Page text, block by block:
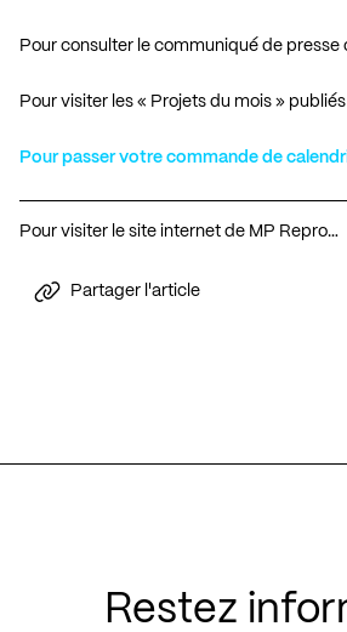
Pour consulter le communiqué de presse
Pour visiter les « Projets du mois »
Pour passer votre commande de
Pour visiter le site internet de MP Repro…
Partager l'article
Restez